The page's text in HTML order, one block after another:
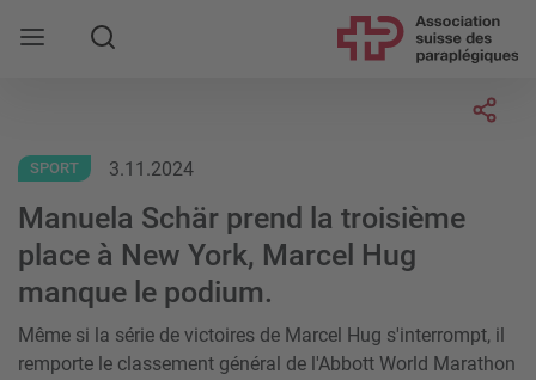
Rechercher
SPORT 3.11.2024
Manuela Schär prend la troisième
place à New York, Marcel Hug
manque le podium.
Même si la série de victoires de Marcel Hug s'interrompt, il
remporte le classement général de l'Abbott World Marathon